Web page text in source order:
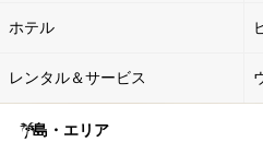
ホテル
レンタル＆サービス
島・エリア